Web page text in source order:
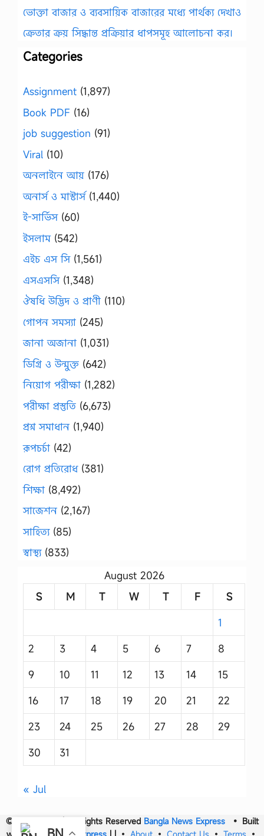
ভোক্তা বাজার ও ব্যবসায়িক বাজারের মধ্যে পার্থক্য দেখাও
ক্রেতার ক্রয় সিদ্ধান্ত প্রক্রিয়ার ধাপসমূহ আলোচনা কর।
Categories
Assignment (1,897)
Book PDF (16)
job suggestion (91)
Viral (10)
অনলাইনে আয় (176)
অনার্স ও মাস্টার্স(1,440)
ই-সার্ভিস(60)
ইসলাম(542)
এইচ এস সি(1,561)
এসএসসি(1,348)
ঔষধি উদ্ভিদ ও প্রাণী (110)
গোপন সমস্যা (245)
জানা অজানা (1,031)
ডিগ্রি ও উন্মুক্ত (642)
নিয়োগ পরীক্ষা (1,282)
পরীক্ষা প্রস্তুতি (6,673)
প্রশ্ন সমাধান (1,940)
রূপচর্চা (42)
রোগ প্রতিরোধ(381)
শিক্ষা (8,492)
সাজেশন (2,167)
সাহিত্য(85)
স্বাস্থ্য(833)
August 2026
S
M T W T F
S
1
2
3 4 5 6 7
8
9
10 11 12 13 14
15
16
17 18 19 20 21
22
23
24 25 26 27 28
29
30
31
« Jul
© 2017- 2026 | All Rights Reserved Bangla News Express• Built
withBangla News Express | | • About • Contact Us • Terms •